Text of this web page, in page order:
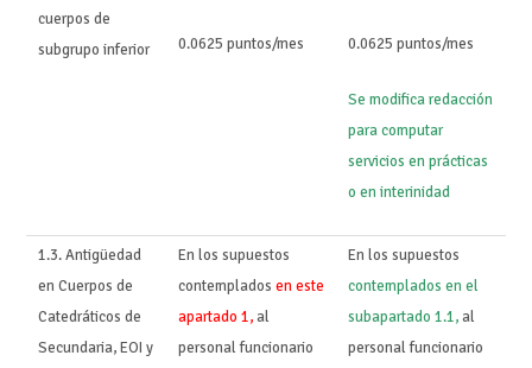
cuerpos de
subgrupo inferior
0.0625 puntos/mes 0.0625 puntos/mes
Se modifica redacción
para computar
servicios en prácticas
o en interinidad
1.3. Antigüedad
en Cuerpos de
Catedráticos de
Secundaria, EOI y
En los supuestos
contemplados en este
apartado 1,al
personal funcionario
En los supuestos
contemplados en el
subapartado 1.1,al
personal funcionario